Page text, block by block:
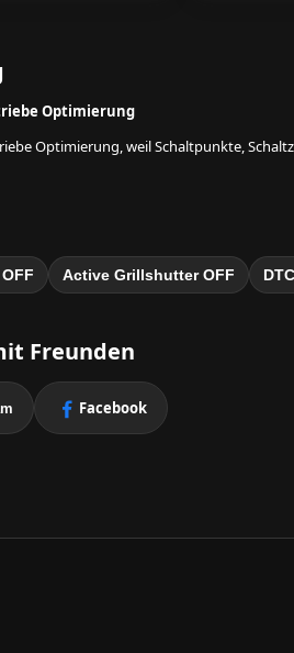
Optimierung
Optimierung, weil Schaltpunkte,
Active Grillshutter OFF
Freunden
Facebook